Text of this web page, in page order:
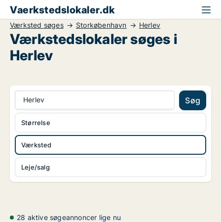
Vaerkstedslokaler.dk
Værksted søges Storkøbenhavn Herlev
Værkstedslokaler søges i
Herlev
Herlev Søg
Værksted
Leje/salg
Størrelse
28 aktive søgeannoncer lige nu